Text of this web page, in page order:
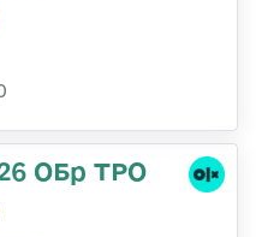
ОБр ТРО